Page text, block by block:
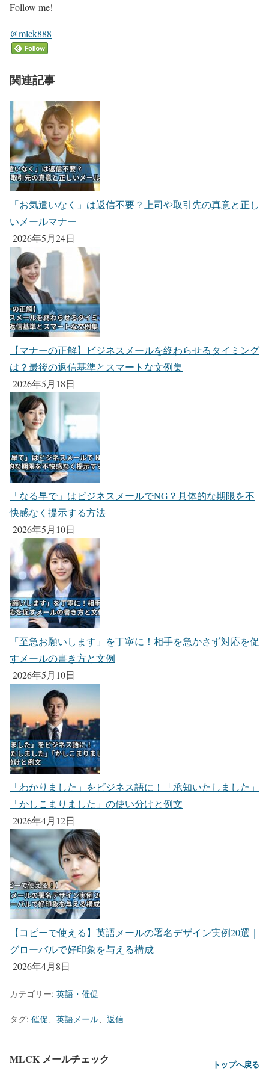
Follow me!
@mlck888
関連記事
「お気遣いなく」は返信不要？上司や取引先の真意と正し
いメールマナー
2026年5月24日
【マナーの正解】ビジネスメールを終わらせるタイミング
は？最後の返信基準とスマートな文例集
2026年5月18日
「なる早で」はビジネスメールでNG？具体的な期限を不
快感なく提示する方法
2026年5月10日
「至急お願いします」を丁寧に！相手を急かさず対応を促
すメールの書き方と文例
2026年5月10日
「わかりました」をビジネス語に！「承知いたしました」
「かしこまりました」の使い分けと例文
2026年4月12日
【コピーで使える】英語メールの署名デザイン実例20選｜
グローバルで好印象を与える構成
2026年4月8日
カテゴリー: 英語・催促
タグ: 催促 英語メール 返信
MLCK メールチェック トップへ戻る